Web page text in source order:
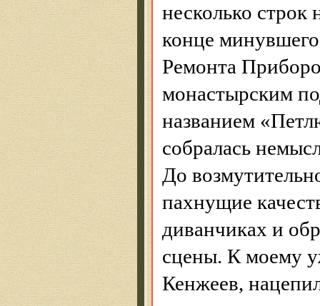
несколько строк
конце
Ремонта
монастырским
названием
собралась
До
пахнущие
диванчиках и
сцены. К моему
Кенжеев,